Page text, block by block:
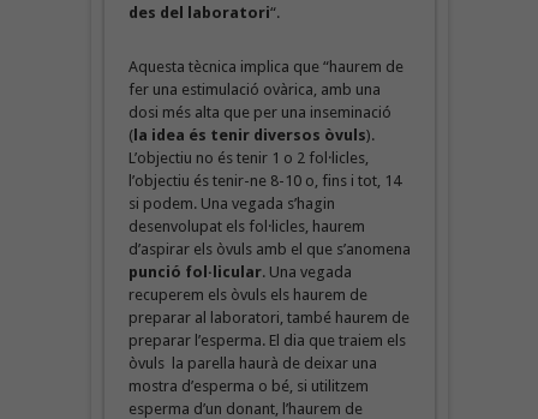
des del laboratori“.
Aquesta tècnica implica que “haurem de
fer una estimulació ovàrica, amb una
dosi més alta que per una inseminació
(la idea és tenir diversos òvuls).
L’objectiu no és tenir 1 o 2 fol·licles,
l’objectiu és tenir-ne 8-10 o, fins i tot, 14
si podem. Una vegada s’hagin
desenvolupat els fol·licles, haurem
d’aspirar els òvuls amb el que s’anomena
punció fol·licular. Una vegada
recuperem els òvuls els haurem de
preparar al laboratori, també haurem de
preparar l’esperma. El dia que traiem els
òvuls la parella haurà de deixar una
mostra d’esperma o bé, si utilitzem
esperma d’un donant, l’haurem de